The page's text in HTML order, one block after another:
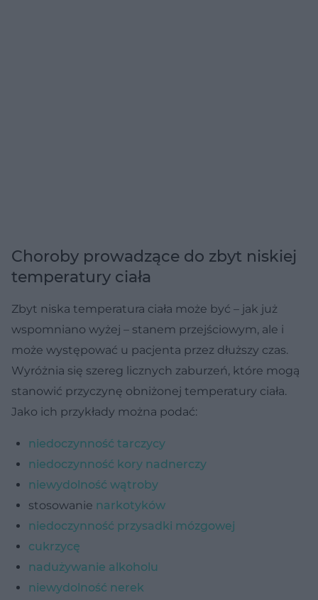
Choroby prowadzące do zbyt niskiej
temperatury ciała
Zbyt niska temperatura ciała może być – jak już
wspomniano wyżej – stanem przejściowym, ale i
może występować u pacjenta przez dłuższy czas.
Wyróżnia się szereg licznych zaburzeń, które mogą
stanowić przyczynę obniżonej temperatury ciała.
Jako ich przykłady można podać:
niedoczynność tarczycy
niedoczynność kory nadnerczy
niewydolność wątroby
stosowanie narkotyków
niedoczynność przysadki mózgowej
cukrzycę
nadużywanie alkoholu
niewydolność nerek